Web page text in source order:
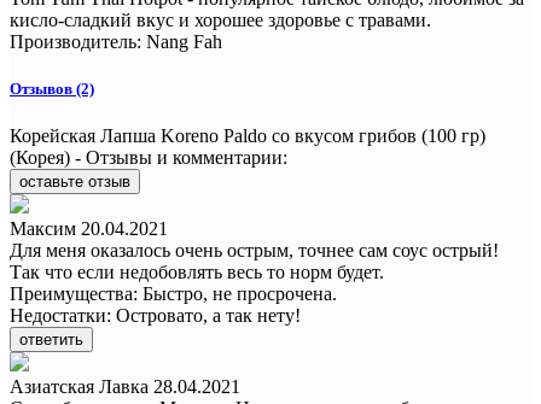
кисло-сладкий вкус и хорошее здоровье с травами.
Производитель: Nang Fah
Отзывов (2)
Корейская Лапша Koreno Paldo со вкусом грибов (100 гр)
(Корея) - Отзывы и комментарии:
оставьте отзыв
Максим 20.04.2021
Для меня оказалось очень острым, точнее сам соус острый!
Так что если недобовлять весь то норм будет.
Преимущества: Быстро, не просрочена.
Недостатки: Островато, а так нету!
ответить
Азиатская Лавка 28.04.2021